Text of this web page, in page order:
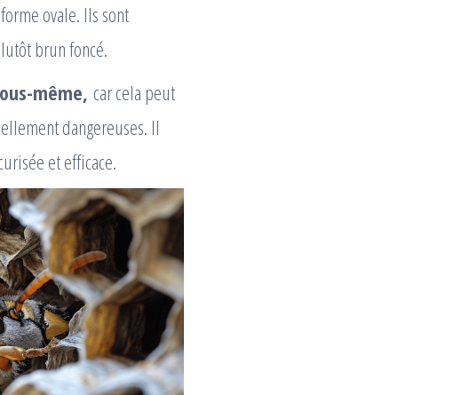
ovale. Ils sont
brun foncé.
même, car cela peut
dangereuses. Il
et efficace.